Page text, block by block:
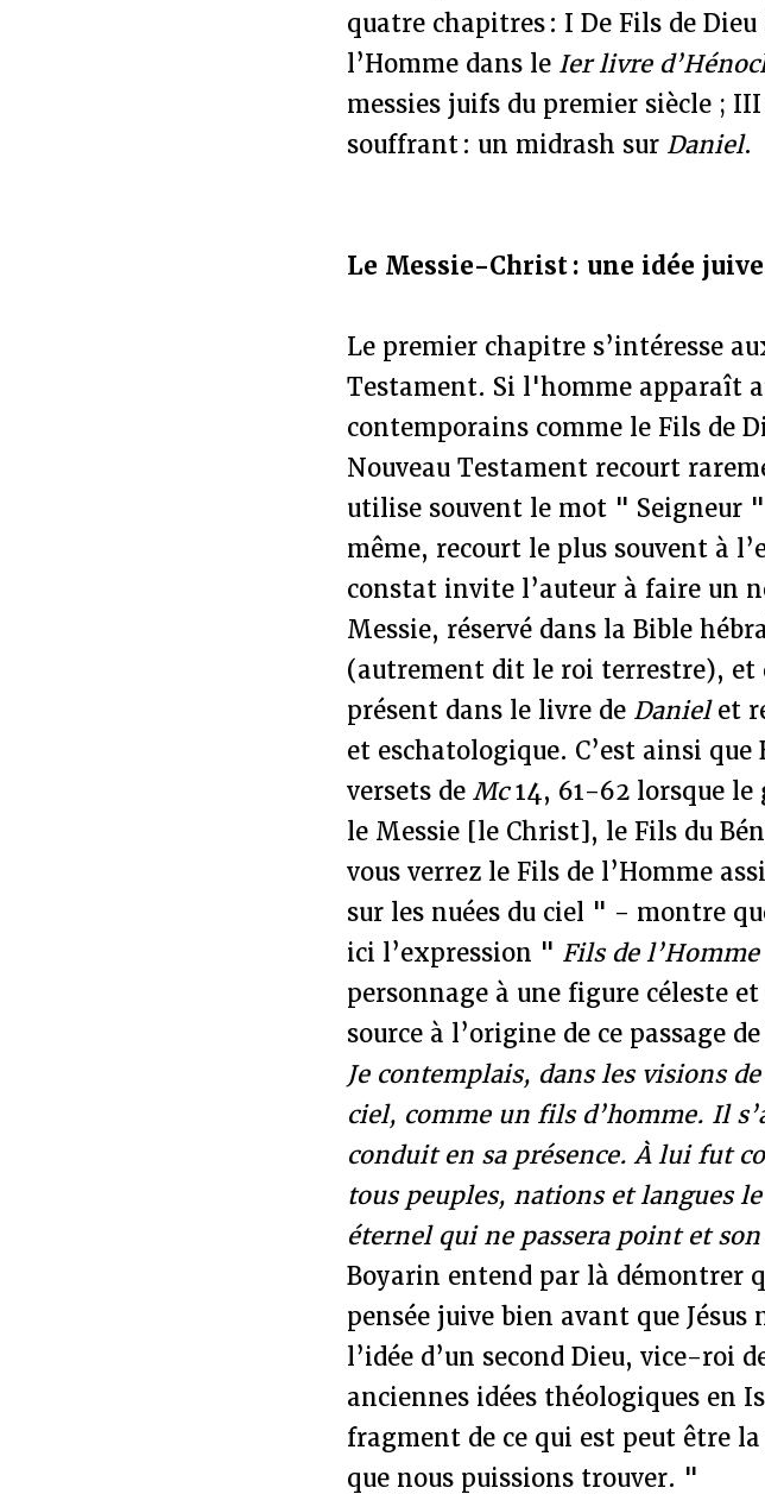
quatre chapitres : I De Fils de
l’Homme dans le Ier livre
messies juifs du premier siècle ;
souffrant : un midrash sur Daniel.
Le Messie-Christ : une idée juive
Le premier chapitre s’intéresse
Testament. Si l'homme apparaît
contemporains comme le Fils de
Nouveau Testament recourt
utilise souvent le mot " Seigneur
même, recourt le plus souvent à
constat invite l’auteur à faire un
Messie, réservé dans la Bible
(autrement dit le roi terrestre), et
présent dans le livre de Danielet
et eschatologique. C’est ainsi
versets deMc14, 61-62 lorsque le
le Messie [le Christ], le Fils du
vous verrez le Fils de l’Homme
sur les nuées du ciel " - montre
ici l’expression " Fils de l’Homme
personnage à une figure céleste
source à l’origine de ce passage
Je contemplais, dans les visions
ciel, comme un fils d’homme. Il
conduit en sa présence. À lui fut
tous peuples, nations et langues
éternel qui ne passera point et
Boyarin entend par là
pensée juive bien avant que
l’idée d’un second Dieu, vice-roi
anciennes idées théologiques en
fragment de ce qui est peut être
que nous puissions trouver. "